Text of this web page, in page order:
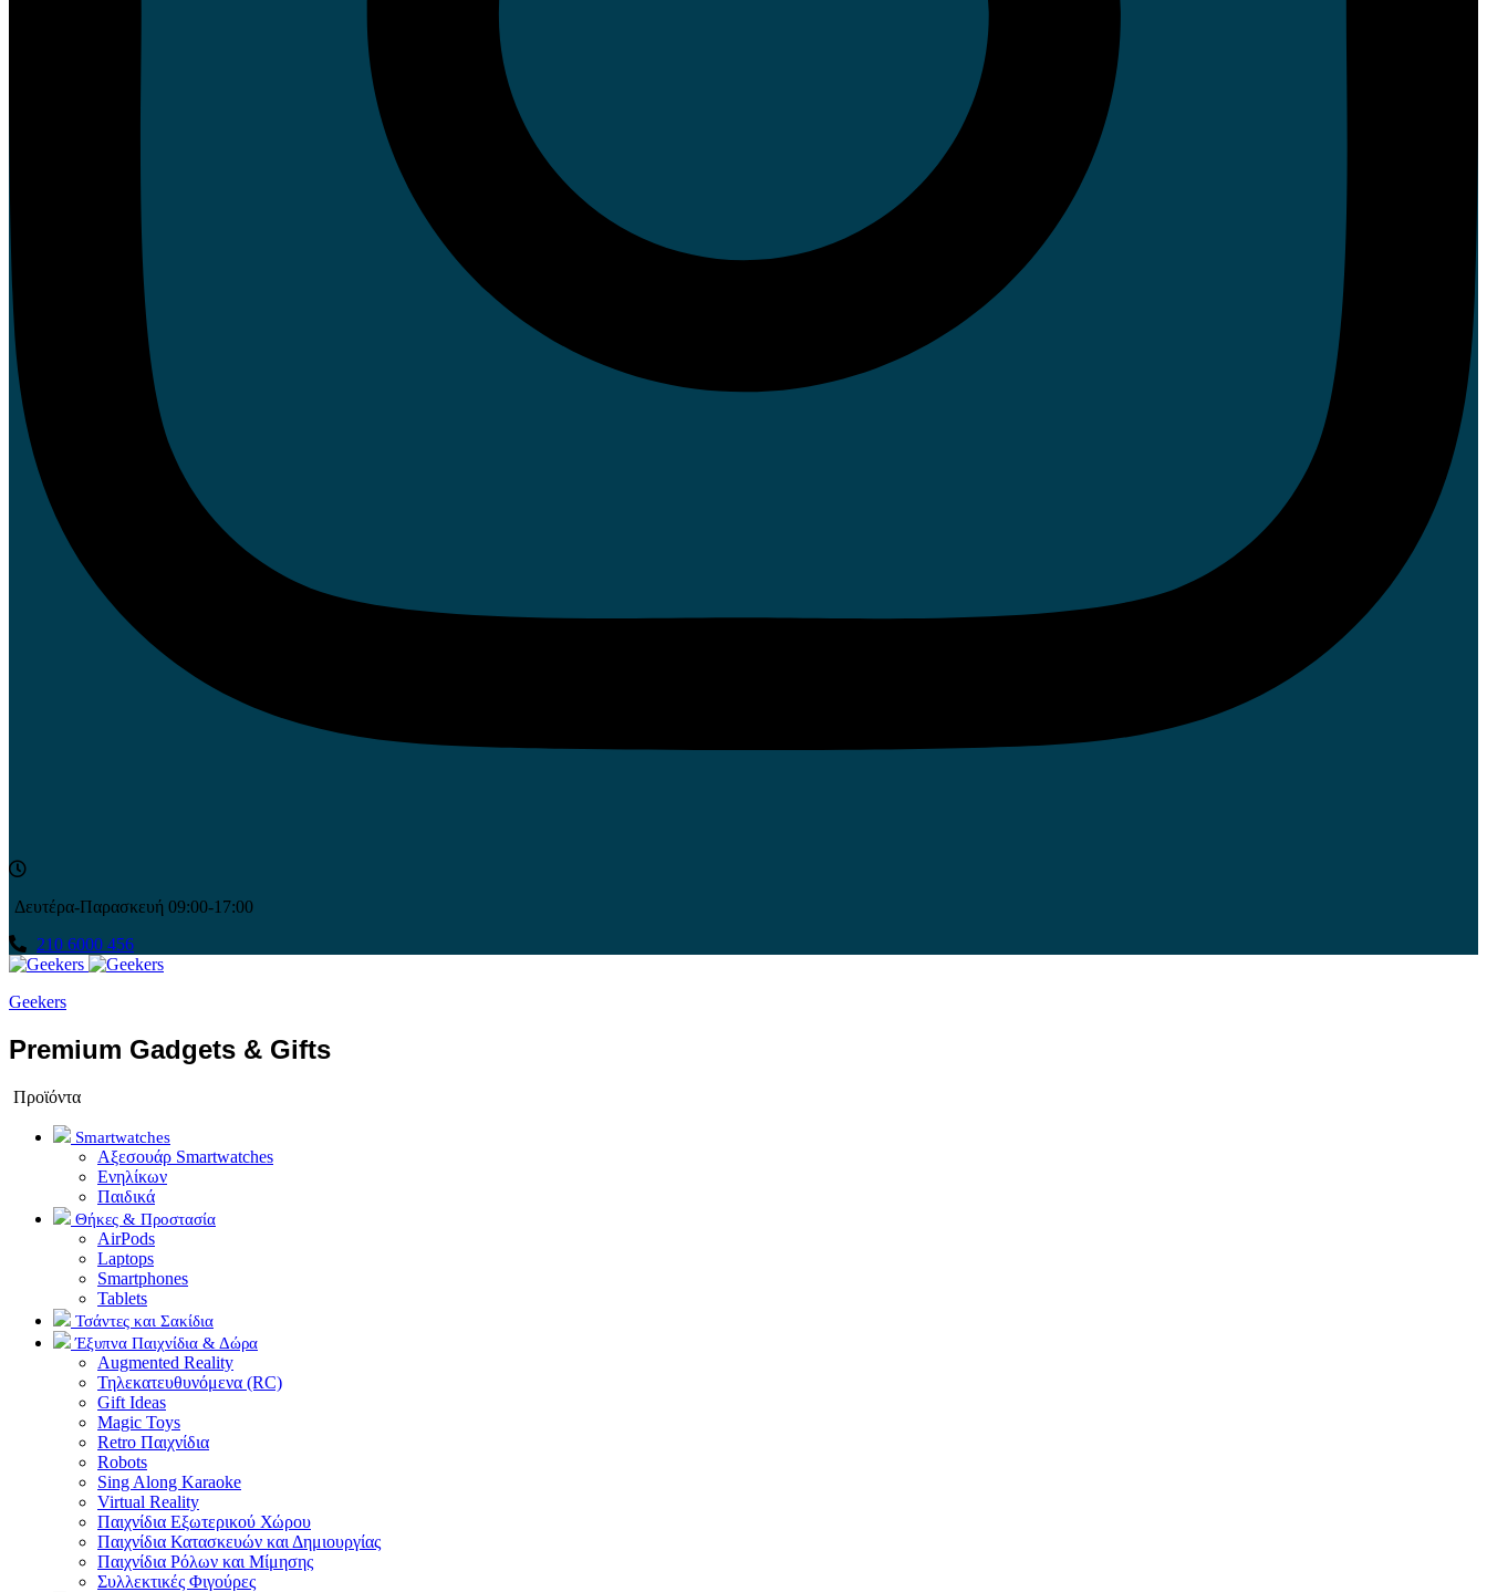
Δευτέρα-Παρασκευή 09:00-17:00
210 6000 456
Geekers
Premium Gadgets & Gifts
Προϊόντα
Smartwatches
Αξεσουάρ Smartwatches
Ενηλίκων
Παιδικά
Θήκες & Προστασία
AirPods
Laptops
Smartphones
Tablets
Τσάντες και Σακίδια
Έξυπνα Παιχνίδια & Δώρα
Augmented Reality
Τηλεκατευθυνόμενα (RC)
Gift Ideas
Magic Toys
Retro Παιχνίδια
Robots
Sing Along Karaoke
Virtual Reality
Παιχνίδια Εξωτερικού Χώρου
Παιχνίδια Κατασκευών και Δημιουργίας
Παιχνίδια Ρόλων και Μίμησης
Συλλεκτικές Φιγούρες